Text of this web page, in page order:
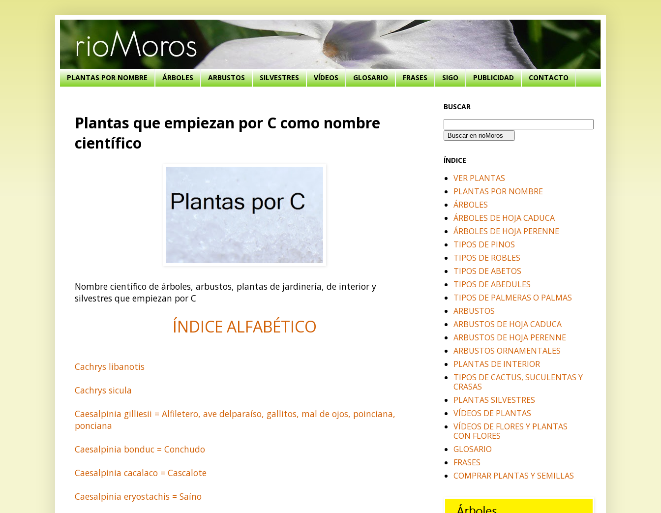
PLANTAS POR NOMBRE ÁRBOLES ARBUSTOS SILVESTRES VÍDEOS GLOSARIO FRASES SIGO PUBLICIDAD CONTACTO
Plantas que empiezan por C como nombre
científico
Nombre científico de árboles, arbustos, plantas de jardinería, de interior y
silvestres que empiezan por C
ÍNDICE ALFABÉTICO
Cachrys libanotis
Cachrys sicula
Caesalpinia gilliesii = Alfiletero, ave delparaíso, gallitos, mal de ojos, poinciana,
ponciana
Caesalpinia bonduc = Conchudo
Caesalpinia cacalaco = Cascalote
Caesalpinia eryostachis = Saíno
BUSCAR
ÍNDICE
VER PLANTAS
PLANTAS POR NOMBRE
ÁRBOLES
ÁRBOLES DE HOJA CADUCA
ÁRBOLES DE HOJA PERENNE
TIPOS DE PINOS
TIPOS DE ROBLES
TIPOS DE ABETOS
TIPOS DE ABEDULES
TIPOS DE PALMERAS O PALMAS
ARBUSTOS
ARBUSTOS DE HOJA CADUCA
ARBUSTOS DE HOJA PERENNE
ARBUSTOS ORNAMENTALES
PLANTAS DE INTERIOR
TIPOS DE CACTUS, SUCULENTAS Y
CRASAS
PLANTAS SILVESTRES
VÍDEOS DE PLANTAS
VÍDEOS DE FLORES Y PLANTAS
CON FLORES
GLOSARIO
FRASES
COMPRAR PLANTAS Y SEMILLAS